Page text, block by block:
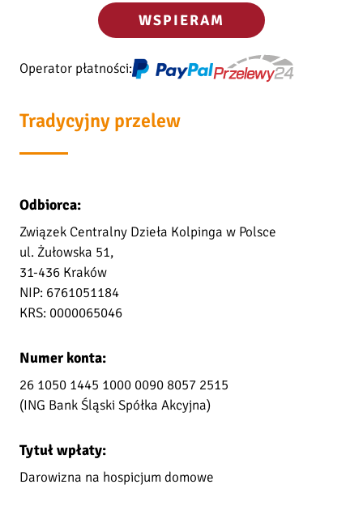
WSPIERAM
Operator płatności:
Tradycyjny przelew
Odbiorca:
Związek Centralny Dzieła Kolpinga w Polsce
ul. Żułowska 51,
31-436 Kraków
NIP: 6761051184
KRS: 0000065046
Numer konta:
26 1050 1445 1000 0090 8057 2515
(ING Bank Śląski Spółka Akcyjna)
Tytuł wpłaty:
Darowizna na hospicjum domowe